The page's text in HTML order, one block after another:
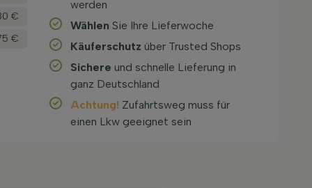
€
€
werden
Wählen Sie Ihre Lieferwoche
Käuferschutz über Trusted Shops
Sichere und schnelle Lieferung in
ganz Deutschland
Achtung! Zufahrtsweg muss für
einen Lkw geeignet sein